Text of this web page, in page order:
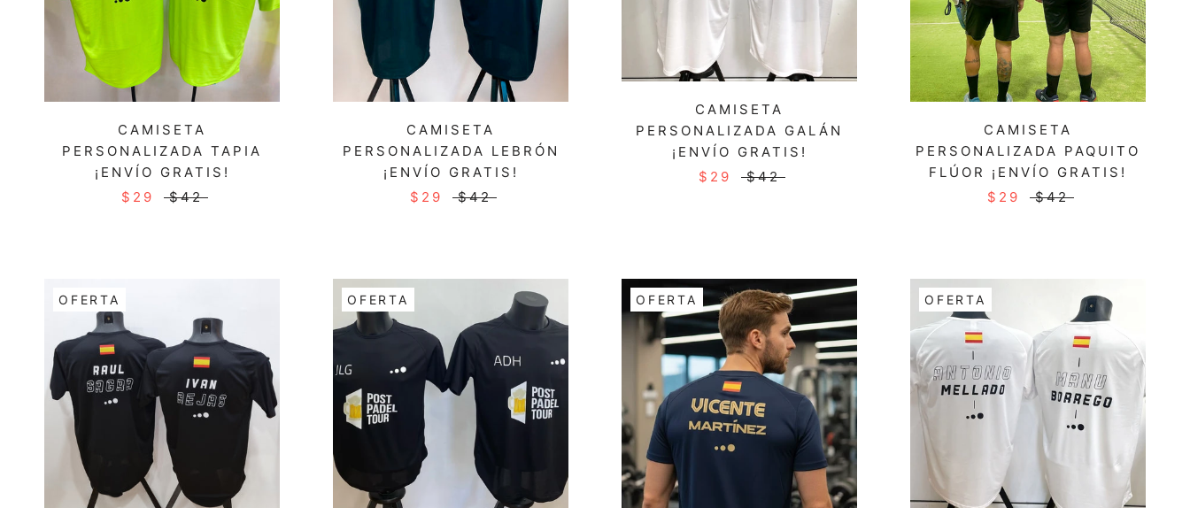
CAMISETA
PERSONALIZADA TAPIA
¡ENVÍO GRATIS!
$29
$42
CAMISETA
PERSONALIZADA LEBRÓN
¡ENVÍO GRATIS!
$29
$42
CAMISETA
PERSONALIZADA GALÁN
¡ENVÍO GRATIS!
$29
$42
CAMISETA
PERSONALIZADA PAQUITO
FLÚOR ¡ENVÍO GRATIS!
$29
$42
OFERTA OFERTA OFERTA OFERTA